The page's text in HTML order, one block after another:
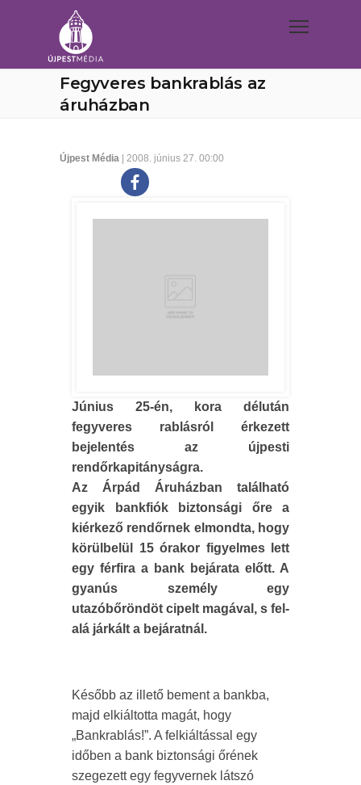
Fegyveres bankrablás az
áruházban
Újpest Média | 2008. június 27. 00:00
Június 25-én, kora délután
fegyveres rablásról érkezett
bejelentés az újpesti
rendőrkapitányságra.
Az Árpád Áruházban található
egyik bankfiók biztonsági őre a
kiérkező rendőrnek elmondta, hogy
körülbelül 15 órakor figyelmes lett
egy férfira a bank bejárata előtt. A
gyanús személy egy
utazóbőröndöt cipelt magával, s fel-
alá járkált a bejáratnál.
Később az illető bement a bankba,
majd elkiáltotta magát, hogy
„Bankrablás!”. A felkiáltással egy
időben a bank biztonsági őrének
szegezett egy fegyvernek látszó